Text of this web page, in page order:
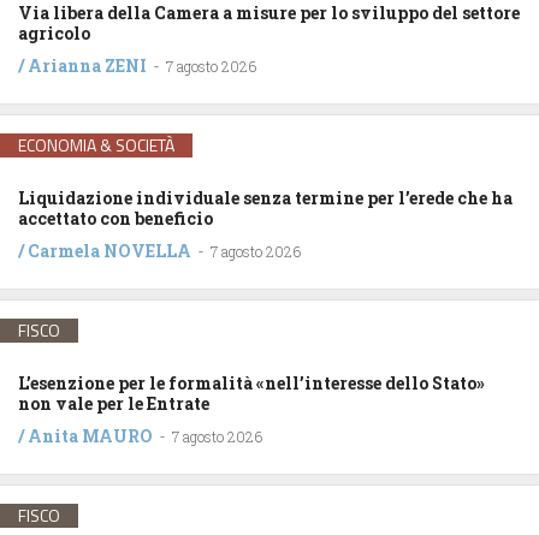
Via libera della Camera a misure per lo sviluppo del settore
agricolo
/Arianna ZENI - 7 agosto 2026
ECONOMIA & SOCIETÀ
Liquidazione individuale senza termine per l’erede che ha
accettato con beneficio
/Carmela NOVELLA - 7 agosto 2026
FISCO
L’esenzione per le formalità «nell’interesse dello Stato»
non vale per le Entrate
/Anita MAURO - 7 agosto 2026
FISCO